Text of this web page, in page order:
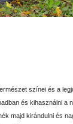
színei és a
és kihasználni a
majd kirándulni és